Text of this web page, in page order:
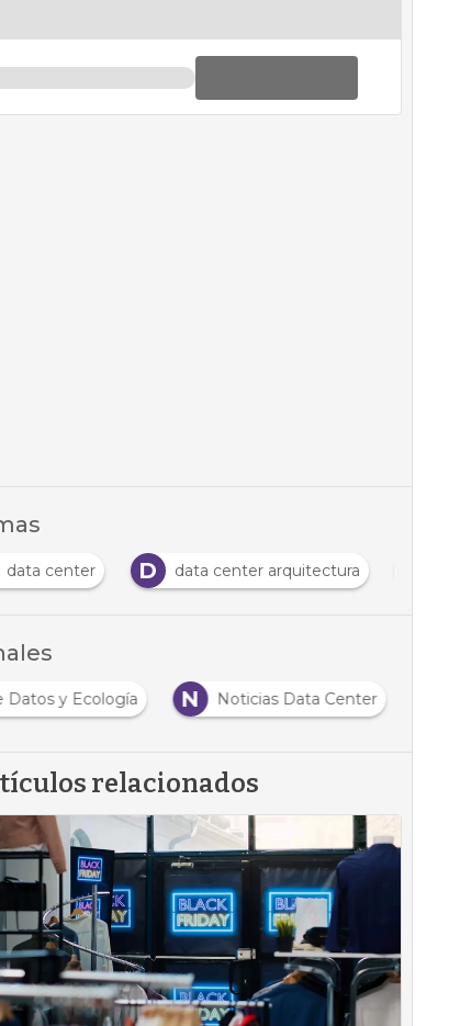
data center D data center arquitectura
Datos y Ecología N Noticias Data Center
relacionados